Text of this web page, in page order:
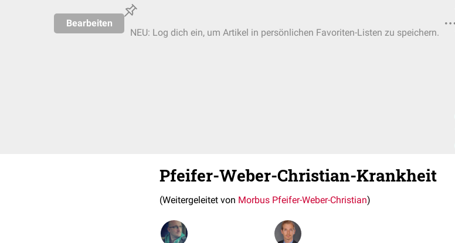
Bearbeiten
NEU: Log dich ein, um Artikel in persönlichen Favoriten-Listen zu speichern.
Pfeifer-Weber-Christian-Krankheit
(Weitergeleitet von Morbus Pfeifer-Weber-Christian)